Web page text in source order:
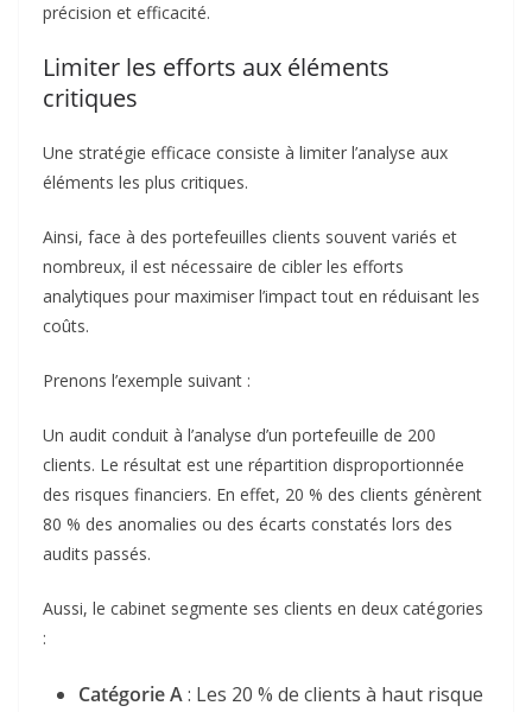
précision et efficacité.
Limiter les efforts aux éléments
critiques
Une stratégie efficace consiste à limiter l’analyse aux
éléments les plus critiques.
Ainsi, face à des portefeuilles clients souvent variés et
nombreux, il est nécessaire de cibler les efforts
analytiques pour maximiser l’impact tout en réduisant les
coûts.
Prenons l’exemple suivant :
Un audit conduit à l’analyse d’un portefeuille de 200
clients. Le résultat est une répartition disproportionnée
des risques financiers. En effet, 20 % des clients génèrent
80 % des anomalies ou des écarts constatés lors des
audits passés.
Aussi, le cabinet segmente ses clients en deux catégories
:
Catégorie A: Les 20 % de clients à haut risque